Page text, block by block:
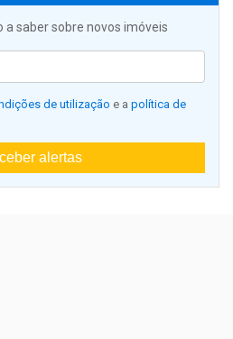
a saber sobre novos imóveis
de utilização e a política de
alertas